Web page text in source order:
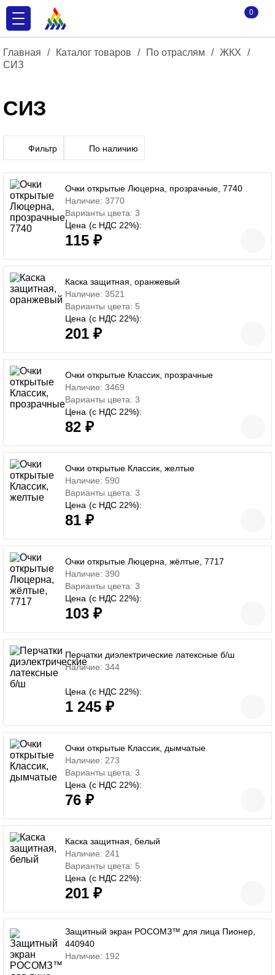
0
Главная / Каталог товаров / По отраслям / ЖКХ
/
СИЗ
СИЗ
Фильтр По наличию
Очки открытые Люцерна, прозрачные, 7740
Наличие: 3770
Варианты цвета: 3
Цена (с НДС 22%):
115 ₽
Каска защитная, оранжевый
Наличие: 3521
Варианты цвета: 5
Цена (с НДС 22%):
201 ₽
Очки открытые Классик, прозрачные
Наличие: 3469
Варианты цвета: 3
Цена (с НДС 22%):
82 ₽
Очки открытые Классик, желтые
Наличие: 590
Варианты цвета: 3
Цена (с НДС 22%):
81 ₽
Очки открытые Люцерна, жёлтые, 7717
Наличие: 390
Варианты цвета: 3
Цена (с НДС 22%):
103 ₽
Перчатки диэлектрические латексные б/ш
Наличие: 344
Цена (с НДС 22%):
1 245 ₽
Очки открытые Классик, дымчатые
Наличие: 273
Варианты цвета: 3
Цена (с НДС 22%):
76 ₽
Каска защитная, белый
Наличие: 241
Варианты цвета: 5
Цена (с НДС 22%):
201 ₽
Защитный экран РОСОМЗ™ для лица Пионер,
440940
Наличие: 192